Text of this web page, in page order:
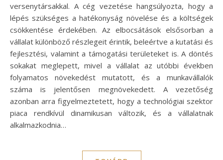
versenytársakkal. A cég vezetése hangsúlyozta, hogy a
lépés szükséges a hatékonyság növelése és a költségek
csökkentése érdekében. Az elbocsátások elsősorban a
vállalat különböző részlegeit érintik, beleértve a kutatási és
fejlesztési, valamint a támogatási területeket is. A döntés
sokakat meglepett, mivel a vállalat az utóbbi években
folyamatos növekedést mutatott, és a munkavállalók
száma is jelentősen megnövekedett. A vezetőség
azonban arra figyelmeztetett, hogy a technológiai szektor
piaca rendkívül dinamikusan változik, és a vállalatnak
alkalmazkodnia…